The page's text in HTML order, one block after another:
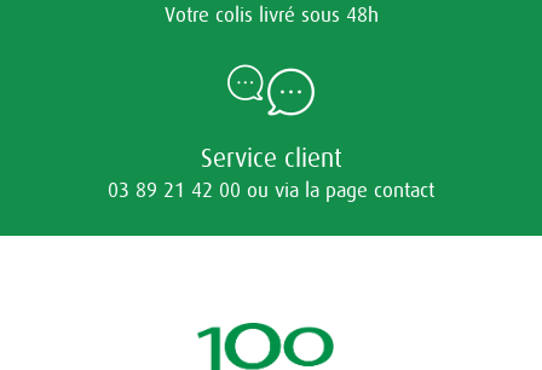
Votre colis livré sous 48h
Service client
03 89 21 42 00 ou via la page contact